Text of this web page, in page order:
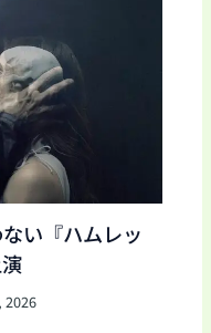
い『ハムレッ
2026